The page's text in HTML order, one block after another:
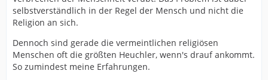
selbstverständlich in der Regel der Mensch und nicht die
Religion an sich.
Dennoch sind gerade die vermeintlichen religiösen
Menschen oft die größten Heuchler, wenn's drauf ankommt.
So zumindest meine Erfahrungen.